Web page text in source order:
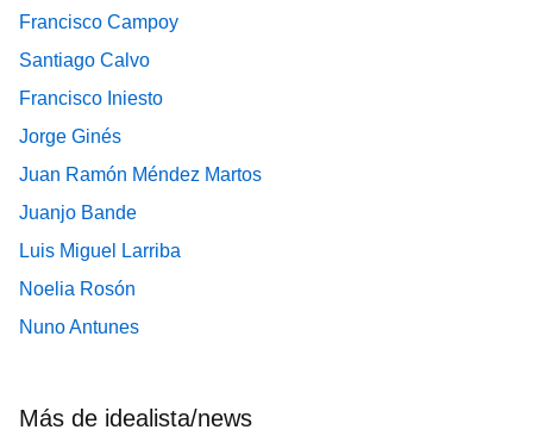
Francisco Campoy
Santiago Calvo
Francisco Iniesto
Jorge Ginés
Juan Ramón Méndez Martos
Juanjo Bande
Luis Miguel Larriba
Noelia Rosón
Nuno Antunes
Más de idealista/news